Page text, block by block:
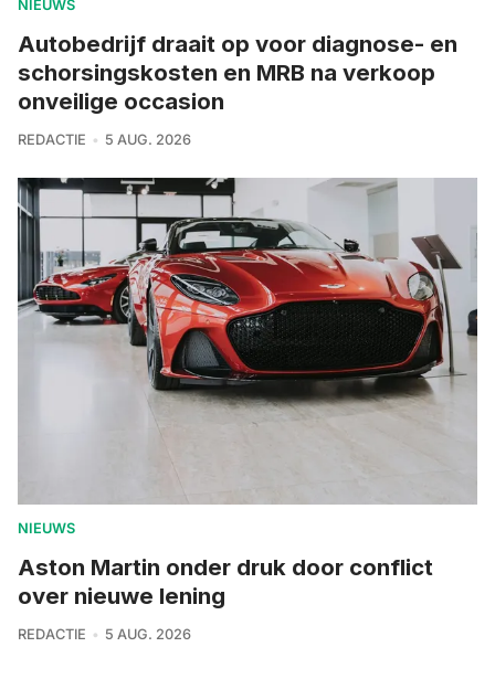
NIEUWS
Autobedrijf draait op voor diagnose- en
schorsingskosten en MRB na verkoop
onveilige occasion
REDACTIE 5 AUG. 2026
NIEUWS
Aston Martin onder druk door conflict
over nieuwe lening
REDACTIE 5 AUG. 2026